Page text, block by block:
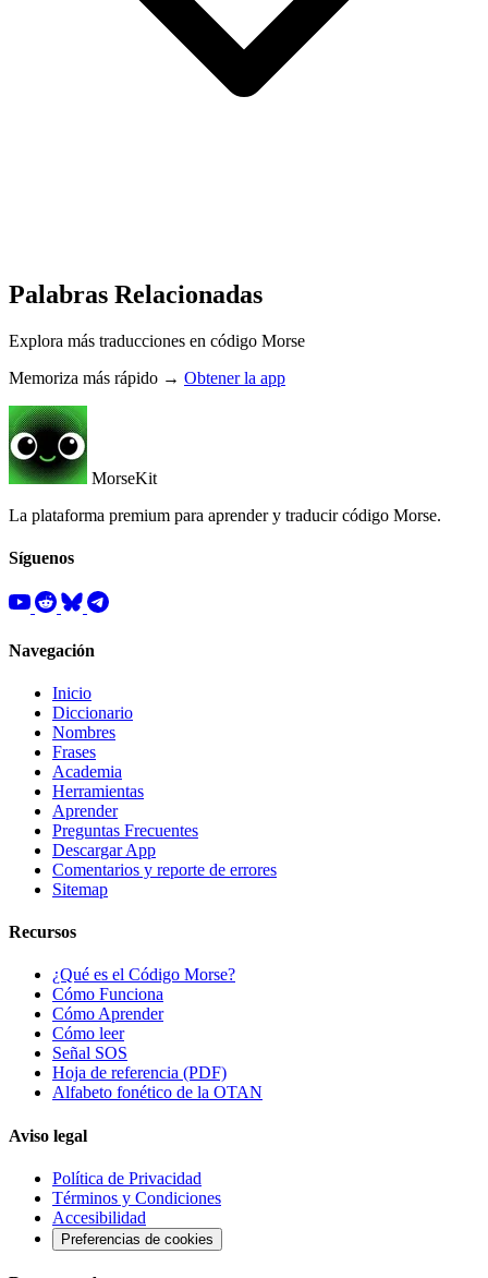
Palabras Relacionadas
Explora más traducciones en código Morse
Memoriza más rápido → Obtener la app
MorseKit
La plataforma premium para aprender y traducir código Morse.
Síguenos
Navegación
Inicio
Diccionario
Nombres
Frases
Academia
Herramientas
Aprender
Preguntas Frecuentes
Descargar App
Comentarios y reporte de errores
Sitemap
Recursos
¿Qué es el Código Morse?
Cómo Funciona
Cómo Aprender
Cómo leer
Señal SOS
Hoja de referencia (PDF)
Alfabeto fonético de la OTAN
Aviso legal
Política de Privacidad
Términos y Condiciones
Accesibilidad
Preferencias de cookies